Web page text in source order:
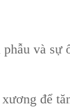
và sự
để